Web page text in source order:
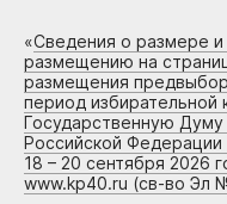
«Сведения о размере и
размещению на
размещения
период избирательной
Государственную
Российской Федерации
18 – 20 сентября 2026
www.kp40.ru (св-во Эл